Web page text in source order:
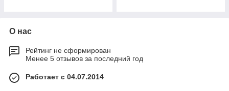
О нас
Рейтинг не сформирован
Менее 5 отзывов за последний год
Работает с 04.07.2014